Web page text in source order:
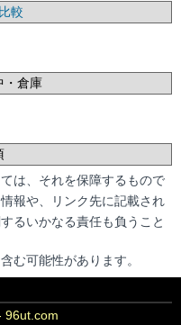
較
・倉庫
は、それを保障するもので
報や、リンク先に記載され
るいかなる責任も負うこと
む可能性があります。
96ut.com